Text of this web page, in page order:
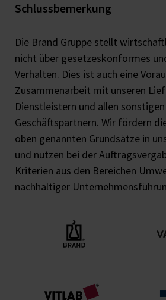
Schlussbemerkung
Die Brand Gruppe stellt
nicht über gesetzeskonformes
Verhalten. Dies ist auch eine
Zusammenarbeit mit unseren
Dienstleistern und allen sonstigen
Geschäftspartnern. Wir fördern
oben genannten Grundsätze in
und nutzen bei der
Kriterien aus den Bereichen
nachhaltiger